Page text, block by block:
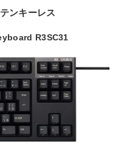
ンキーレス
R3SC31